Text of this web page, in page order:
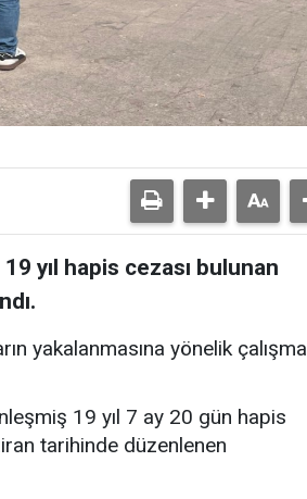
yıl hapis cezası bulunan
yakalanmasına yönelik çalışma
19 yıl 7 ay 20 gün hapis
tarihinde düzenlenen